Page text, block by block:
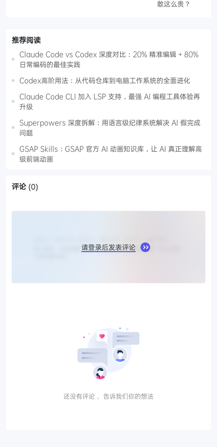
敢这么贵？
推荐阅读
Claude Code vs Codex 深度对比：20% 精准编辑 + 80%
日常编码的最佳实践
Codex高阶用法：从代码仓库到电脑工作系统的全面进化
Claude Code CLI 加入 LSP 支持，最强 AI 编程工具体验再
升级
Superpowers 深度拆解：用语言级纪律系统解决 AI 假完成
问题
GSAP Skills：GSAP 官方 AI 动画知识库，让 AI 真正理解高
级前端动画
评论 (0)
请登录后发表评论
还没有评论， 告诉我们你的想法